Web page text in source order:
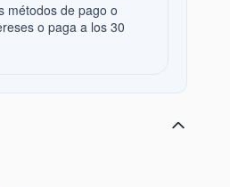
métodos de pago o
o paga a los 30